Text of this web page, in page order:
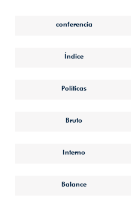
conferencia
Índice
Políticas
Bruto
Interno
Balance